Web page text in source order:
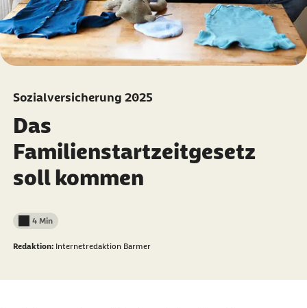
Sozialversicherung 2025
Das
Familienstartzeitgesetz
soll kommen
Lesedauer weniger als
4 Min
Redaktion: Internetredaktion Barmer